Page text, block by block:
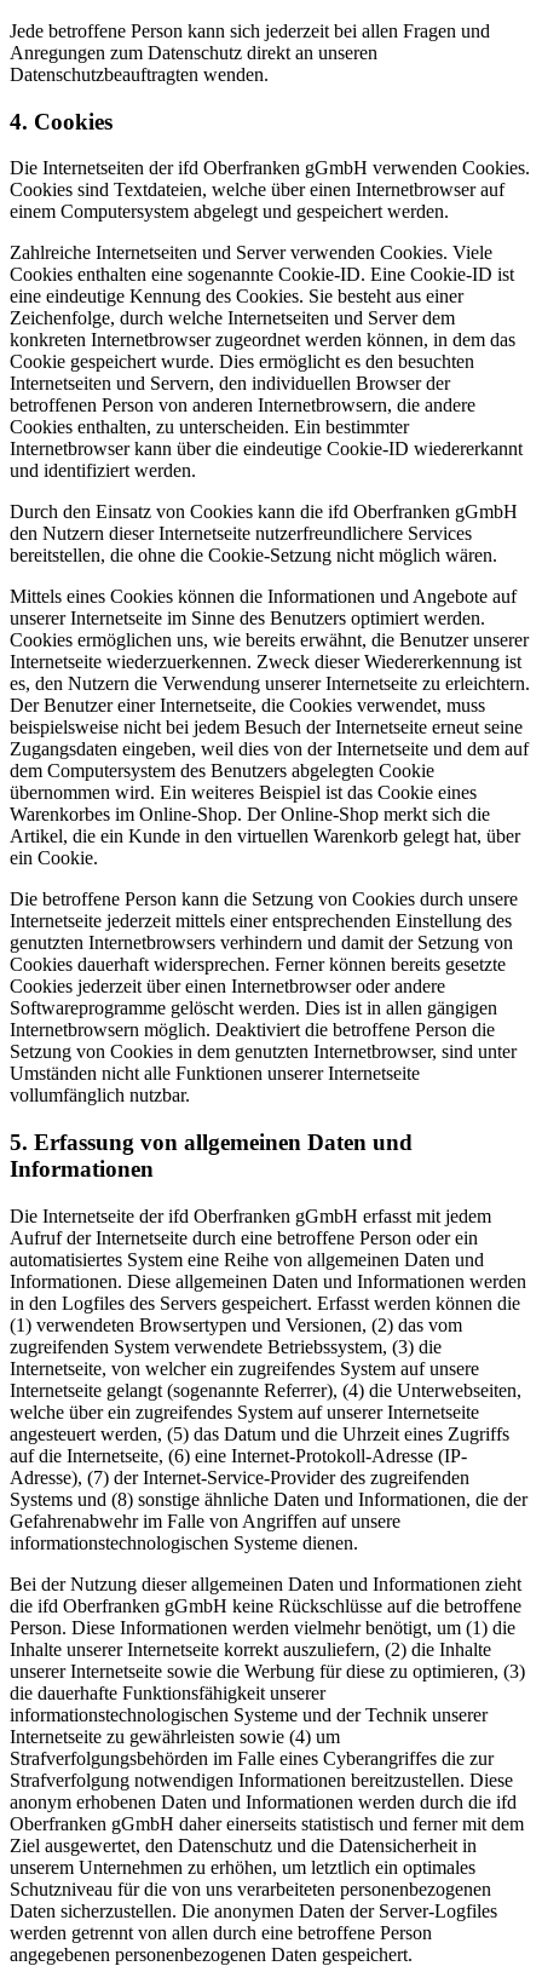
Jede betroffene Person kann sich jederzeit bei allen Fragen und
Anregungen zum Datenschutz direkt an unseren
Datenschutzbeauftragten wenden.
4. Cookies
Die Internetseiten der ifd Oberfranken gGmbH verwenden Cookies.
Cookies sind Textdateien, welche über einen Internetbrowser auf
einem Computersystem abgelegt und gespeichert werden.
Zahlreiche Internetseiten und Server verwenden Cookies. Viele
Cookies enthalten eine sogenannte Cookie-ID. Eine Cookie-ID ist
eine eindeutige Kennung des Cookies. Sie besteht aus einer
Zeichenfolge, durch welche Internetseiten und Server dem
konkreten Internetbrowser zugeordnet werden können, in dem das
Cookie gespeichert wurde. Dies ermöglicht es den besuchten
Internetseiten und Servern, den individuellen Browser der
betroffenen Person von anderen Internetbrowsern, die andere
Cookies enthalten, zu unterscheiden. Ein bestimmter
Internetbrowser kann über die eindeutige Cookie-ID wiedererkannt
und identifiziert werden.
Durch den Einsatz von Cookies kann die ifd Oberfranken gGmbH
den Nutzern dieser Internetseite nutzerfreundlichere Services
bereitstellen, die ohne die Cookie-Setzung nicht möglich wären.
Mittels eines Cookies können die Informationen und Angebote auf
unserer Internetseite im Sinne des Benutzers optimiert werden.
Cookies ermöglichen uns, wie bereits erwähnt, die Benutzer unserer
Internetseite wiederzuerkennen. Zweck dieser Wiedererkennung ist
es, den Nutzern die Verwendung unserer Internetseite zu erleichtern.
Der Benutzer einer Internetseite, die Cookies verwendet, muss
beispielsweise nicht bei jedem Besuch der Internetseite erneut seine
Zugangsdaten eingeben, weil dies von der Internetseite und dem auf
dem Computersystem des Benutzers abgelegten Cookie
übernommen wird. Ein weiteres Beispiel ist das Cookie eines
Warenkorbes im Online-Shop. Der Online-Shop merkt sich die
Artikel, die ein Kunde in den virtuellen Warenkorb gelegt hat, über
ein Cookie.
Die betroffene Person kann die Setzung von Cookies durch unsere
Internetseite jederzeit mittels einer entsprechenden Einstellung des
genutzten Internetbrowsers verhindern und damit der Setzung von
Cookies dauerhaft widersprechen. Ferner können bereits gesetzte
Cookies jederzeit über einen Internetbrowser oder andere
Softwareprogramme gelöscht werden. Dies ist in allen gängigen
Internetbrowsern möglich. Deaktiviert die betroffene Person die
Setzung von Cookies in dem genutzten Internetbrowser, sind unter
Umständen nicht alle Funktionen unserer Internetseite
vollumfänglich nutzbar.
5. Erfassung von allgemeinen Daten und
Informationen
Die Internetseite der ifd Oberfranken gGmbH erfasst mit jedem
Aufruf der Internetseite durch eine betroffene Person oder ein
automatisiertes System eine Reihe von allgemeinen Daten und
Informationen. Diese allgemeinen Daten und Informationen werden
in den Logfiles des Servers gespeichert. Erfasst werden können die
(1) verwendeten Browsertypen und Versionen, (2) das vom
zugreifenden System verwendete Betriebssystem, (3) die
Internetseite, von welcher ein zugreifendes System auf unsere
Internetseite gelangt (sogenannte Referrer), (4) die Unterwebseiten,
welche über ein zugreifendes System auf unserer Internetseite
angesteuert werden, (5) das Datum und die Uhrzeit eines Zugriffs
auf die Internetseite, (6) eine Internet-Protokoll-Adresse (IP-
Adresse), (7) der Internet-Service-Provider des zugreifenden
Systems und (8) sonstige ähnliche Daten und Informationen, die der
Gefahrenabwehr im Falle von Angriffen auf unsere
informationstechnologischen Systeme dienen.
Bei der Nutzung dieser allgemeinen Daten und Informationen zieht
die ifd Oberfranken gGmbH keine Rückschlüsse auf die betroffene
Person. Diese Informationen werden vielmehr benötigt, um (1) die
Inhalte unserer Internetseite korrekt auszuliefern, (2) die Inhalte
unserer Internetseite sowie die Werbung für diese zu optimieren, (3)
die dauerhafte Funktionsfähigkeit unserer
informationstechnologischen Systeme und der Technik unserer
Internetseite zu gewährleisten sowie (4) um
Strafverfolgungsbehörden im Falle eines Cyberangriffes die zur
Strafverfolgung notwendigen Informationen bereitzustellen. Diese
anonym erhobenen Daten und Informationen werden durch die ifd
Oberfranken gGmbH daher einerseits statistisch und ferner mit dem
Ziel ausgewertet, den Datenschutz und die Datensicherheit in
unserem Unternehmen zu erhöhen, um letztlich ein optimales
Schutzniveau für die von uns verarbeiteten personenbezogenen
Daten sicherzustellen. Die anonymen Daten der Server-Logfiles
werden getrennt von allen durch eine betroffene Person
angegebenen personenbezogenen Daten gespeichert.